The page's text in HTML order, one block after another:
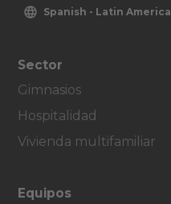
Spanish - Latin America
Sector
Gimnasios
Hospitalidad
Vivienda multifamiliar
Equipos